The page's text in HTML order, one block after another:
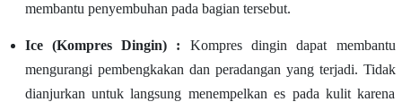
membantu penyembuhan pada bagian tersebut.
Ice (Kompres Dingin) : Kompres dingin dapat membantu
mengurangi pembengkakan dan peradangan yang terjadi. Tidak
dianjurkan untuk langsung menempelkan es pada kulit karena